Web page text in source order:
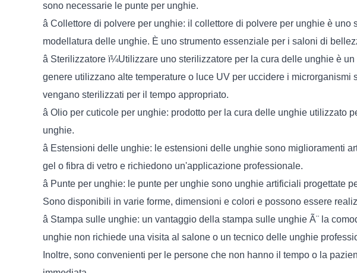
sono necessarie le punte per unghie.
â Collettore di polvere per unghie: il collettore di polvere per unghie è
modellatura delle unghie. È uno strumento essenziale per i saloni di
â Sterilizzatore ï¼Utilizzare uno sterilizzatore per la cura delle unghie è
genere utilizzano alte temperature o luce UV per uccidere i
vengano sterilizzati per il tempo appropriato.
â Olio per cuticole per unghie: prodotto per la cura delle unghie utilizzato
unghie.
â Estensioni delle unghie: le estensioni delle unghie sono miglioramenti
gel o fibra di vetro e richiedono un'applicazione professionale.
â Punte per unghie: le punte per unghie sono unghie artificiali progettate
Sono disponibili in varie forme, dimensioni e colori e possono essere
â Stampa sulle unghie: un vantaggio della stampa sulle unghie Ã¨ la
unghie non richiede una visita al salone o un tecnico delle unghie
Inoltre, sono convenienti per le persone che non hanno il tempo o la